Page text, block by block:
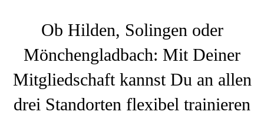
Ob Hilden, Solingen oder
Mönchengladbach: Mit Deiner
Mitgliedschaft kannst Du an allen
drei Standorten flexibel trainieren